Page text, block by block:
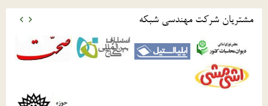
متناسب با نیازهای خود بهره می
را افزایش دهند.
ادامه مطلب
مشتریان شرکت مهندسی شبکه